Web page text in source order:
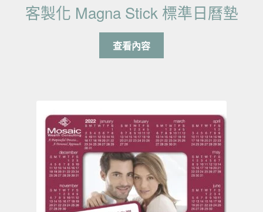
客製化 Magna Stick 標準日曆墊
查看內容